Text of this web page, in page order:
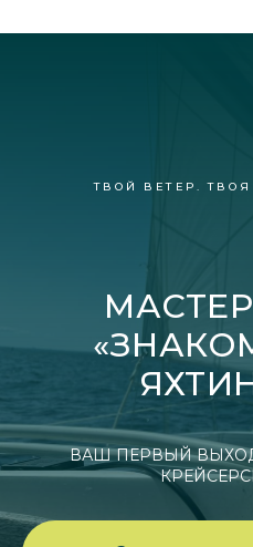
ТВОЙ ВЕТЕР.
ВАШ ПЕРВЫЙ